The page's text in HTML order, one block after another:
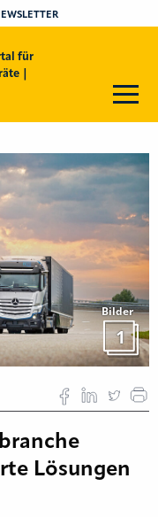
für
|
Bilder
1
Lösungen